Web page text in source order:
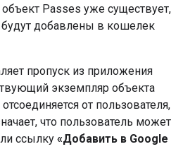
объект Passes уже существует,
добавлены в кошелек
пропуск из приложения
экземпляр объекта
от пользователя,
что пользователь может
ссылку «Добавить в Google